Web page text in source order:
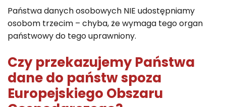
Państwa danych osobowych NIE udostępniamy
osobom trzecim – chyba, że wymaga tego organ
państwowy do tego uprawniony.
Czy przekazujemy Państwa
dane do państw spoza
Europejskiego Obszaru